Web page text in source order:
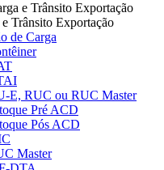
e Trânsito Exportação
Trânsito Exportação
de Carga
E, RUC ou RUC Master
Pré ACD
Pós ACD
Master